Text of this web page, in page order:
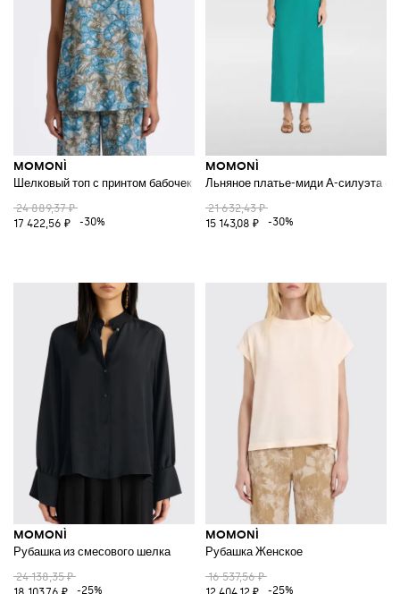
MOMONÌ
Шелковый топ с принтом бабочек
24 889,37 ₽
17 422,56 ₽
-30%
MOMONÌ
Льняное платье-миди A-силуэта с
21 632,43 ₽
15 143,08 ₽
-30%
MOMONÌ
Рубашка из смесового шелка
24 138,35 ₽
-25%
MOMONÌ
Рубашка Женское
16 537,56 ₽
-25%